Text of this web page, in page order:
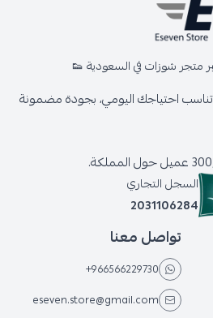
متجر شوزات في السعودية 👟
احتياجك اليومي، بجودة مضمونة
السجل التجاري
2031106284
تواصل معنا
+966566229730
eseven.store@gmail.com